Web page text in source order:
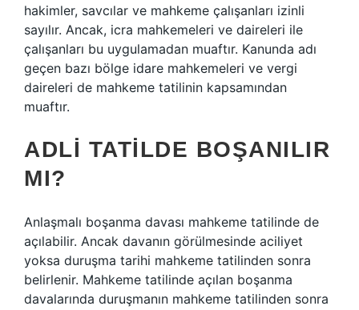
hakimler, savcılar ve mahkeme çalışanları izinli
sayılır. Ancak, icra mahkemeleri ve daireleri ile
çalışanları bu uygulamadan muaftır. Kanunda adı
geçen bazı bölge idare mahkemeleri ve vergi
daireleri de mahkeme tatilinin kapsamından
muaftır.
ADLI TATILDE BOŞANILIR
MI?
Anlaşmalı boşanma davası mahkeme tatilinde de
açılabilir. Ancak davanın görülmesinde aciliyet
yoksa duruşma tarihi mahkeme tatilinden sonra
belirlenir. Mahkeme tatilinde açılan boşanma
davalarında duruşmanın mahkeme tatilinden sonra